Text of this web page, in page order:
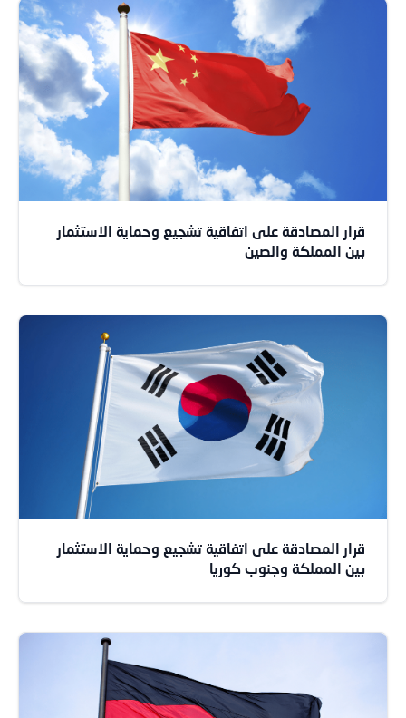
قرار المصادقة على اتفاقية تشجيع وحماية الاستثمار
بين المملكة والصين
قرار المصادقة على اتفاقية تشجيع وحماية الاستثمار
بين المملكة وجنوب كوريا